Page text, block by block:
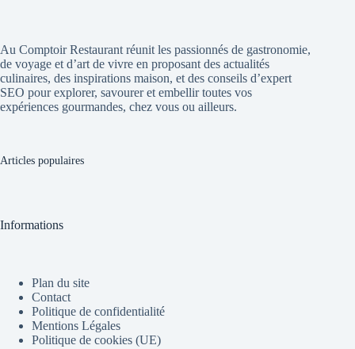
Au Comptoir Restaurant réunit les passionnés de gastronomie,
de voyage et d’art de vivre en proposant des actualités
culinaires, des inspirations maison, et des conseils d’expert
SEO pour explorer, savourer et embellir toutes vos
expériences gourmandes, chez vous ou ailleurs.
Articles populaires
Informations
Plan du site
Contact
Politique de confidentialité
Mentions Légales
Politique de cookies (UE)